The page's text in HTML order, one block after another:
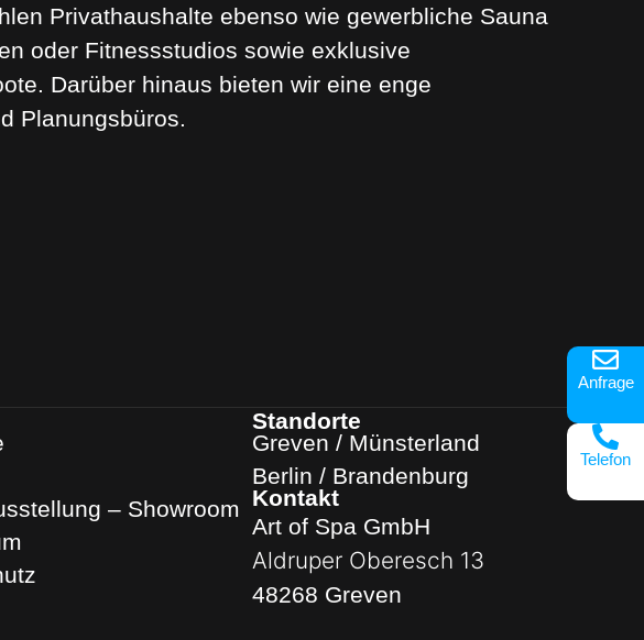
Anfrage
Telefon
Privathaushalte ebenso wie gewerbliche Sauna
oder Fitnessstudios sowie exklusive
Darüber hinaus bieten wir eine enge
Planungsbüros.
– Showroom
Standorte
Greven / Münsterland
Berlin / Brandenburg
Kontakt
Art of Spa GmbH
Aldruper Oberesch 13
48268 Greven